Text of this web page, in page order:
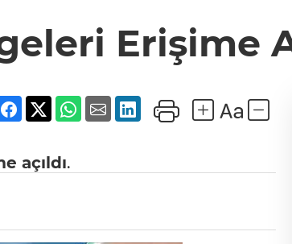
Erişime
açıldı.